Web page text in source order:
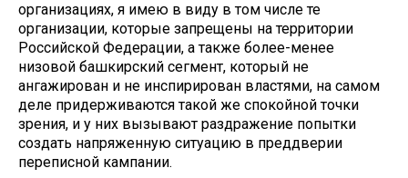
организациях, я имею в виду в том числе те
организации, которые запрещены на территории
Российской Федерации, а также более-менее
низовой башкирский сегмент, который не
ангажирован и не инспирирован властями, на самом
деле придерживаются такой же спокойной точки
зрения, и у них вызывают раздражение попытки
создать напряженную ситуацию в преддверии
переписной кампании.